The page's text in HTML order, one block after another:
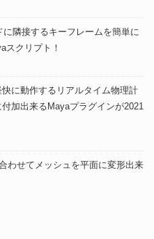
に隣接するキーフレームを簡単に
スクリプト！
に動作するリアルタイム物理計
加出来るMayaプラグインが2021
わせてメッシュを平面に変形出来